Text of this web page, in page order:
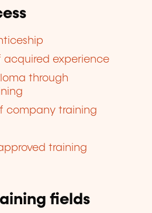
acquired experience
through
company training
training
fields